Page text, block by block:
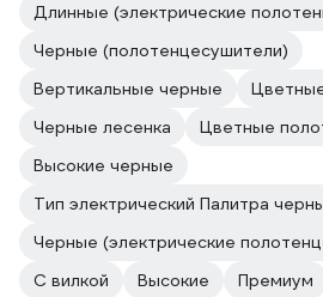
Длинные (электрические
Черные (полотенцесушители)
Вертикальные черные
Черные лесенка
Цветные
Высокие черные
Тип электрический Палитра
Черные (электрические
С вилкой
Высокие Премиум